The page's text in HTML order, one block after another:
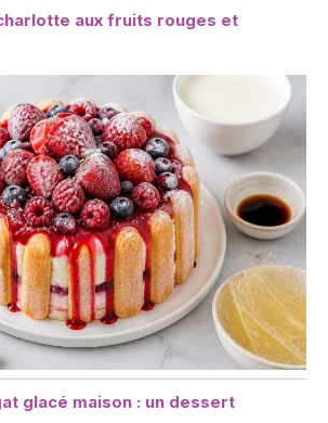
aux fruits rouges et
glacé maison : un dessert